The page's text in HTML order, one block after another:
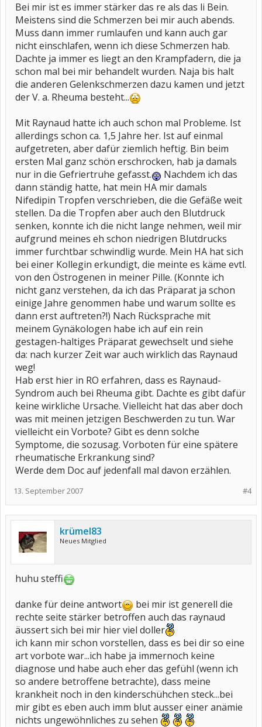
Bei mir ist es immer stärker das re als das li Bein.
Meistens sind die Schmerzen bei mir auch abends.
Muss dann immer rumlaufen und kann auch gar
nicht einschlafen, wenn ich diese Schmerzen hab.
Dachte ja immer es liegt an den Krampfadern, die ja
schon mal bei mir behandelt wurden. Naja bis halt
die anderen Gelenkschmerzen dazu kamen und jetzt
der V. a. Rheuma besteht...
Mit Raynaud hatte ich auch schon mal Probleme. Ist
allerdings schon ca. 1,5 Jahre her. Ist auf einmal
aufgetreten, aber dafür ziemlich heftig. Bin beim
ersten Mal ganz schön erschrocken, hab ja damals
nur in die Gefriertruhe gefasst.
Nachdem ich das
dann ständig hatte, hat mein HA mir damals
Nifedipin Tropfen verschrieben, die die Gefäße weit
stellen. Da die Tropfen aber auch den Blutdruck
senken, konnte ich die nicht lange nehmen, weil mir
aufgrund meines eh schon niedrigen Blutdrucks
immer furchtbar schwindlig wurde. Mein HA hat sich
bei einer Kollegin erkundigt, die meinte es käme evtl.
von den Östrogenen in meiner Pille. (Konnte ich
nicht ganz verstehen, da ich das Präparat ja schon
einige Jahre genommen habe und warum sollte es
dann erst auftreten?!) Nach Rücksprache mit
meinem Gynäkologen habe ich auf ein rein
gestagen-haltiges Präparat gewechselt und siehe
da: nach kurzer Zeit war auch wirklich das Raynaud
weg!
Hab erst hier in RO erfahren, dass es Raynaud-
Syndrom auch bei Rheuma gibt. Dachte es gibt dafür
keine wirkliche Ursache. Vielleicht hat das aber doch
was mit meinen jetzigen Beschwerden zu tun. War
vielleicht ein Vorbote? Gibt es denn solche
Symptome, die sozusag. Vorboten für eine spätere
rheumatische Erkrankung sind?
Werde dem Doc auf jedenfall mal davon erzählen.
#4
13. September 2007
krümel83
Neues Mitglied
huhu steffi
danke für deine antwort
bei mir ist generell die
rechte seite stärker betroffen auch das raynaud
äussert sich bei mir hier viel doller
ich kann mir schon vorstellen, dass es bei dir so eine
art vorbote war...ich habe ja immernoch keine
diagnose und habe auch eher das gefühl (wenn ich
so andere betroffene betrachte), dass meine
krankheit noch in den kinderschühchen steck...bei
mir gibt es eben auch imm blut ausser einer anämie
nichts ungewöhnliches zu sehen